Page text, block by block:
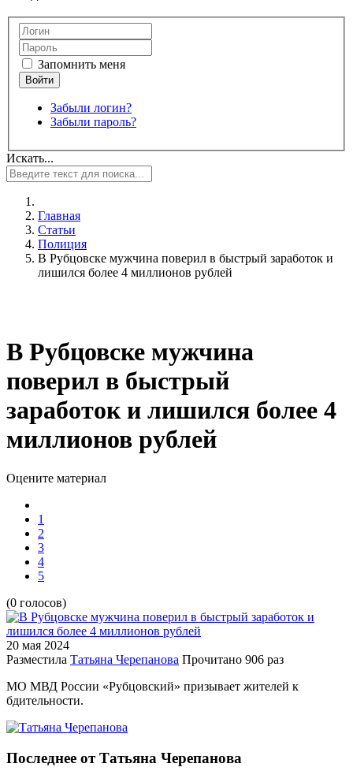
Запомнить меня
Забыли логин?
Забыли пароль?
Искать...
Главная
Статьи
Полиция
В Рубцовске мужчина поверил в быстрый заработок и
лишился более 4 миллионов рублей
В Рубцовске мужчина
поверил в быстрый
заработок и лишился более 4
миллионов рублей
Оцените материал
1
2
3
4
5
(0 голосов)
20 мая 2024
Разместила Татьяна Черепанова Прочитано 906 раз
МО МВД России «Рубцовский» призывает жителей к
бдительности.
Последнее от Татьяна Черепанова